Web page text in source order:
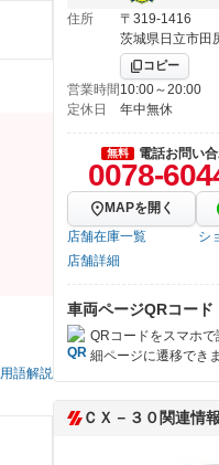
用語解説
住所
〒319-1416
茨城県日立市田
コピー
営業時間10:00～20:00
定休日
年中無休
無料 電話お問い
0078-
MAPを開く
店舗在庫一覧
シ
店舗詳細
車両ページQRコード
QRコードをスマホ
細ページに遷移でき
ＣＸ－３０関連情報